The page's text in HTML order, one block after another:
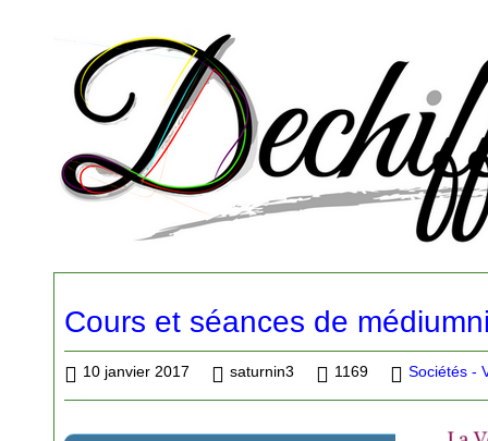
Cours et séances de
10 janvier 2017 saturnin3 1169 Sociétés -